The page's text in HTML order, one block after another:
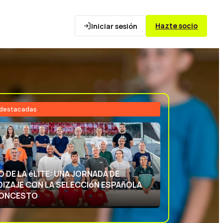
Iniciar sesión Hazte socio
DEPORTIVA: APRENDIENDO CON
ESPAñOLA DE BALONCESTO